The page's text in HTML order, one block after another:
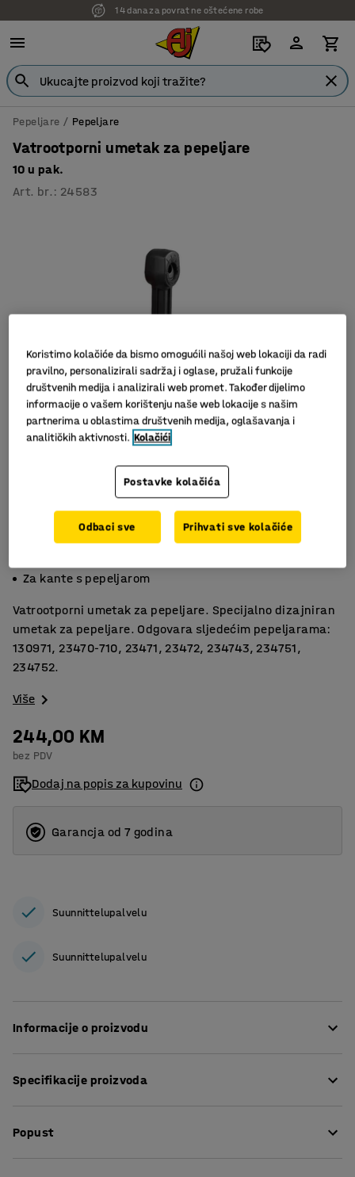
14 dana za povrat ne oštećene robe
Pepeljare Pepeljare
Vatrootporni umetak za pepeljare
10 u pak.
Art. br. : 24583
Slični proizvodi
Za kante s pepeljarom
Vatrootporni umetak za pepeljare. Specijalno dizajniran
umetak za pepeljare. Odgovara sljedećim pepeljarama:
130971, 23470-710, 23471, 23472, 234743, 234751,
234752.
Više
244,00 KM
bez PDV
Dodaj na popis za kupovinu
Garancja od 7 godina
Suunnittelupalvelu
Suunnittelupalvelu
Informacije o proizvodu
Specifikacije proizvoda
Širina:
Popust
Koristimo kolačiće da bismo omogućili našoj web lokaciji da radi
pravilno, personalizirali sadržaj i oglase, pružali funkcije
društvenih medija i analizirali web promet. Također dijelimo
informacije o vašem korištenju naše web lokacije s našim
partnerima u oblastima društvenih medija, oglašavanja i
analitičkih aktivnosti. Kolačići
Postavke kolačića
Odbaci sve Prihvati sve kolačiće